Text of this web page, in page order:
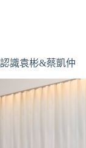
認識袁彬&蔡凱仲